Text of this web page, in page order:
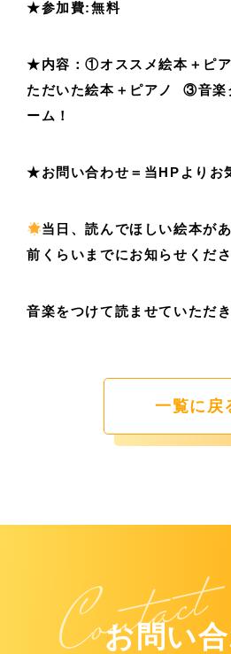
★参加費:無料
★内容：①オススメ絵本＋ピ
ただいた絵本＋ピアノ ③音楽
ーム！
★お問い合わせ＝当HPよりお
当日、読んでほしい絵本が
前くらいまでにお知らせくださ
音楽をつけて読ませていただ
一覧に戻
お問い